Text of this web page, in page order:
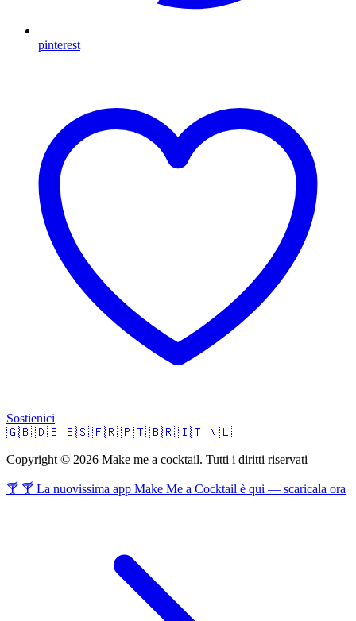
pinterest
Sostienici
🇬🇧 🇩🇪 🇪🇸 🇫🇷 🇵🇹 🇧🇷 🇮🇹 🇳🇱
Copyright © 2026 Make me a cocktail. Tutti i diritti riservati
🍸 🍸 La nuovissima app Make Me a Cocktail è qui — scaricala ora